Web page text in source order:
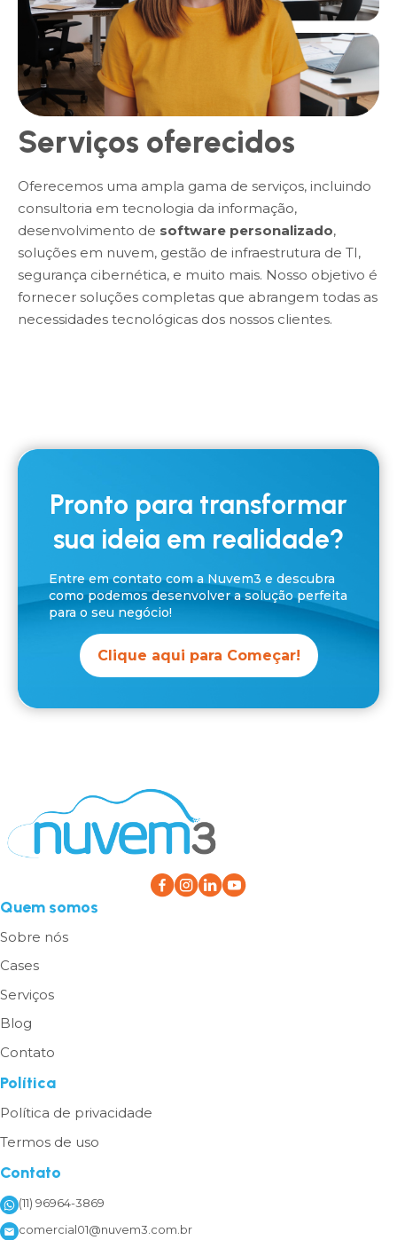
Serviços oferecidos
Oferecemos uma ampla gama de serviços, incluindo
consultoria em tecnologia da informação,
desenvolvimento de software personalizado,
soluções em nuvem, gestão de infraestrutura de TI,
segurança cibernética, e muito mais. Nosso objetivo é
fornecer soluções completas que abrangem todas as
necessidades tecnológicas dos nossos clientes.
Pronto para transformar
sua ideia em realidade?
Entre em contato com a Nuvem3 e descubra
como podemos desenvolver a solução perfeita
para o seu negócio!
Clique aqui para Começar!
Quem somos
Sobre nós
Cases
Serviços
Blog
Contato
Política
Política de privacidade
Termos de uso
Contato
(11) 96964-3869
comercial01@nuvem3.com.br